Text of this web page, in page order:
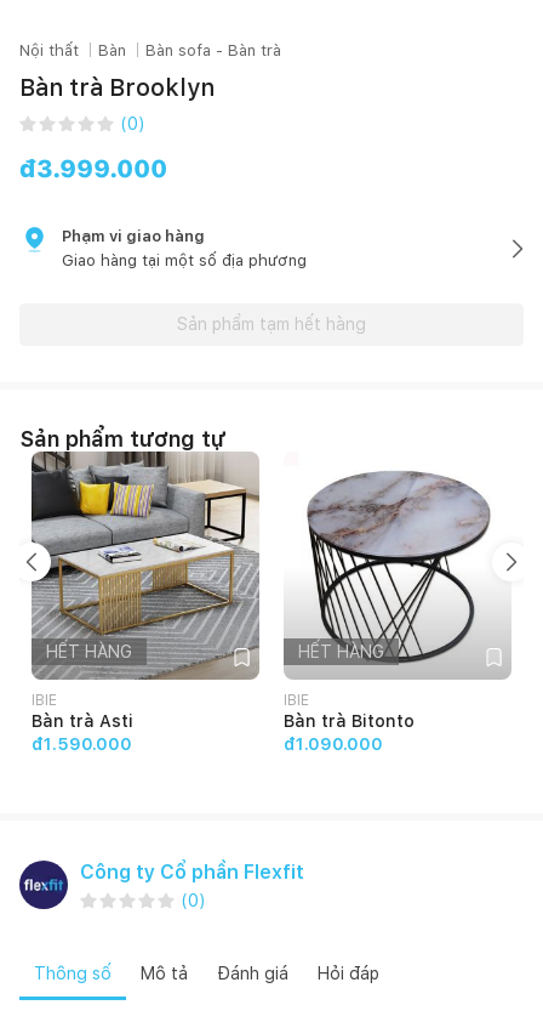
Nội thất Bàn Bàn sofa - Bàn trà
Bàn trà Brooklyn
(0)
đ3.999.000
Phạm vi giao hàng
Giao hàng tại một số địa phương
Sản phẩm tạm hết hàng
Sản phẩm tương tự
HẾT HÀNG
IBIE
Bàn trà Asti
đ1.590.000
HẾT HÀNG
IBIE
Bàn trà Bitonto
đ1.090.000
Công ty Cổ phần Flexfit
(0)
Thông số Mô tả Đánh giá Hỏi đáp